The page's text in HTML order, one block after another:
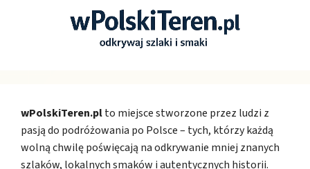
wPolskiTeren.plto miejsce stworzone przez ludzi z
pasją do podróżowania po Polsce – tych, którzy każdą
wolną chwilę poświęcają na odkrywanie mniej znanych
szlaków, lokalnych smaków i autentycznych historii.